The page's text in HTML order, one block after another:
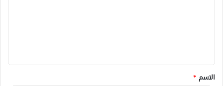
ق
*
الاسم *